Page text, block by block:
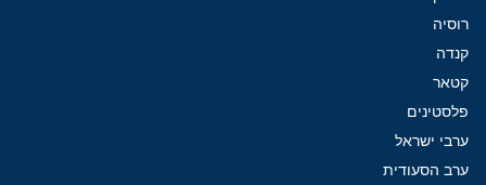
רוסיה
קנדה
קטאר
פלסטינים
ערבי ישראל
ערב הסעודית